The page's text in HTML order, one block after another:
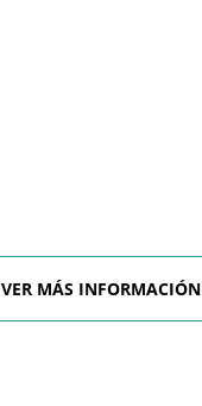
VER MÁS INFORMACIÓN